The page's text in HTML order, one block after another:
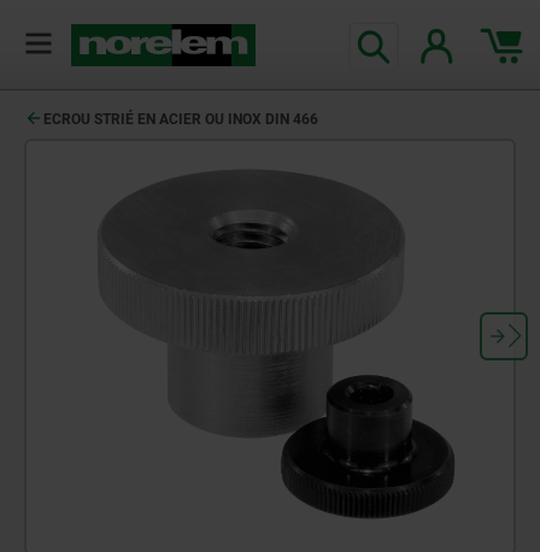
ECROU STRIÉ EN ACIER OU INOX DIN 466